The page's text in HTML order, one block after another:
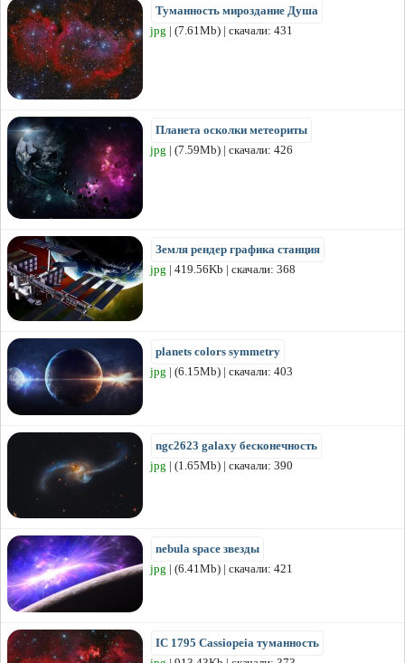
Туманность мироздание Душа
jpg | (7.61Mb) | скачали: 431
Планета осколки метеориты
jpg | (7.59Mb) | скачали: 426
Земля рендер графика станция
jpg | 419.56Kb | скачали: 368
planets colors symmetry
jpg | (6.15Mb) | скачали: 403
ngc2623 galaxy бесконечность
jpg | (1.65Mb) | скачали: 390
nebula space звезды
jpg | (6.41Mb) | скачали: 421
IC 1795 Cassiopeia туманность